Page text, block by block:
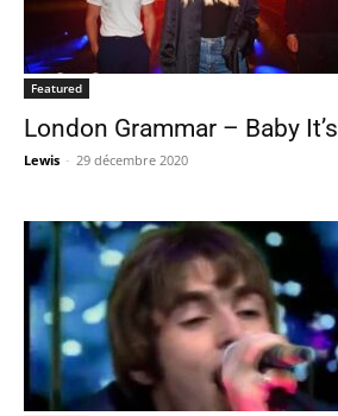
Featured
London Grammar – Baby
Lewis - 29 décembre 2020